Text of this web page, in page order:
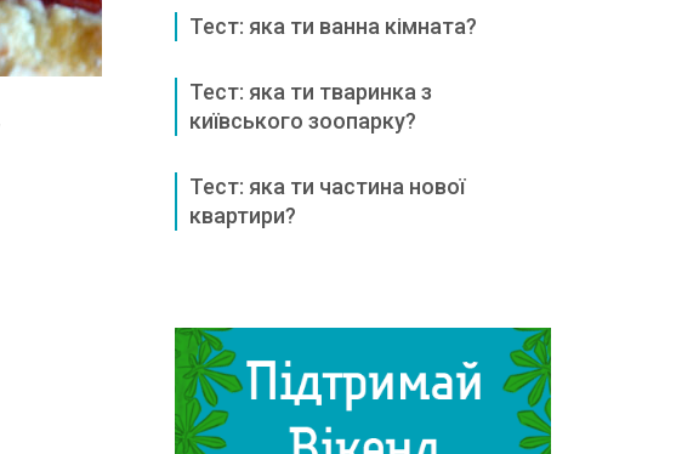
Тест: яка ти ванна кімната?
Тест: яка ти тваринка з
київського зоопарку?
Тест: яка ти частина нової
квартири?